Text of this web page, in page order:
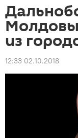
из
12:33 02.10.2018